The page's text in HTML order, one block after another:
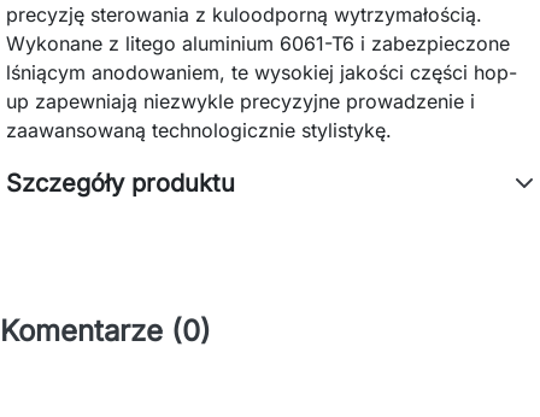
precyzję sterowania z kuloodporną wytrzymałością.
Wykonane z litego aluminium 6061-T6 i zabezpieczone
lśniącym anodowaniem, te wysokiej jakości części hop-
up zapewniają niezwykle precyzyjne prowadzenie i
zaawansowaną technologicznie stylistykę.
Szczegóły produktu
Komentarze (0)